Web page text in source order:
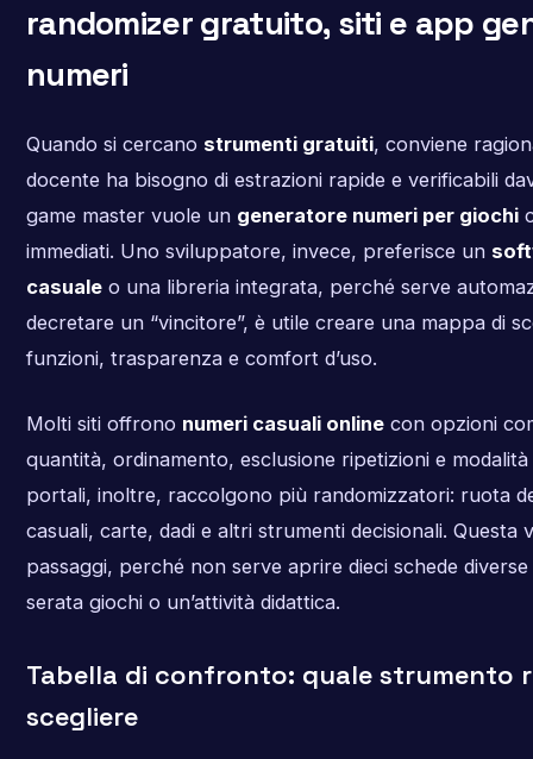
randomizer gratuito, siti e app
numeri
Quando si cercano strumenti gratuiti, conviene
docente ha bisogno di estrazioni rapide e verificabili
game master vuole un generatore numeri per giochi
immediati. Uno sviluppatore, invece, preferisce un
casualeo una libreria integrata, perché serve
decretare un “vincitore”, è utile creare una mappa di
funzioni, trasparenza e comfort d’uso.
Molti siti offrono numeri casuali onlinecon opzioni
quantità, ordinamento, esclusione ripetizioni e modalità
portali, inoltre, raccolgono più randomizzatori: ruota
casuali, carte, dadi e altri strumenti decisionali. Questa
passaggi, perché non serve aprire dieci schede
serata giochi o un’attività didattica.
Tabella di confronto: quale strumento
scegliere